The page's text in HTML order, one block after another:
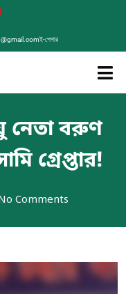
ই-পেপার
নেতা বরুণ
গ্রেপ্তার!
Comments